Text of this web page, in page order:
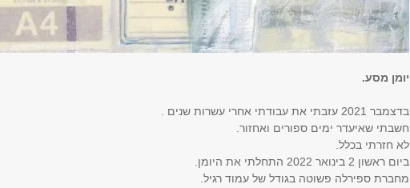
יומן מסע.
בדצמבר 2021 עזבתי את עבודתי אחרי עשרות שנים .
חשבתי שאיעדר ימים ספורים ואחזור.
לא חזרתי בכלל.
ביום ראשון 2 בינואר 2022 התחלתי את היומן.
מחברת ספירלה פשוטה בגודל של עמוד רגיל.